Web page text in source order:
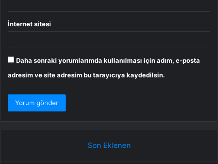
İnternet sitesi
Daha sonraki yorumlarımda kullanılması için adım, e-posta
adresim ve site adresim bu tarayıcıya kaydedilsin.
Son Eklenen